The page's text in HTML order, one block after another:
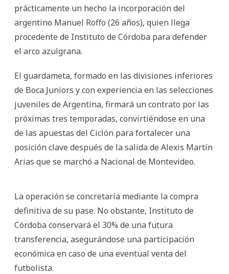
prácticamente un hecho la incorporación del
argentino Manuel Roffo (26 años), quien llega
procedente de Instituto de Córdoba para defender
el arco azulgrana.
El guardameta, formado en las divisiones inferiores
de Boca Juniors y con experiencia en las selecciones
juveniles de Argentina, firmará un contrato por las
próximas tres temporadas, convirtiéndose en una
de las apuestas del Ciclón para fortalecer una
posición clave después de la salida de Alexis Martín
Arias que se marchó a Nacional de Montevideo.
La operación se concretaría mediante la compra
definitiva de su pase. No obstante, Instituto de
Córdoba conservará el 30% de una futura
transferencia, asegurándose una participación
económica en caso de una eventual venta del
futbolista.